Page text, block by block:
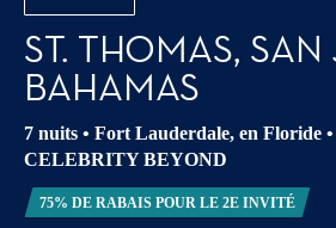
ST. THOMAS,
BAHAMAS
7 nuits • Fort Lauderdale, en Floride •
CELEBRITY BEYOND
75% DE RABAIS POUR LE 2E INVITÉ